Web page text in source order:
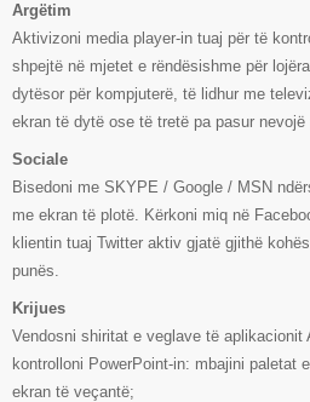
Argëtim
Aktivizoni media player-in tuaj për të
shpejtë në mjetet e rëndësishme për
dytësor për kompjuterë, të lidhur me
ekran të dytë ose të tretë pa pasur
Sociale
Bisedoni me SKYPE / Google / MSN
me ekran të plotë. Kërkoni miq në
klientin tuaj Twitter aktiv gjatë gjithë
punës.
Krijues
Vendosni shiritat e veglave të aplikacionit
kontrolloni PowerPoint-in: mbajini paletat
ekran të veçantë;